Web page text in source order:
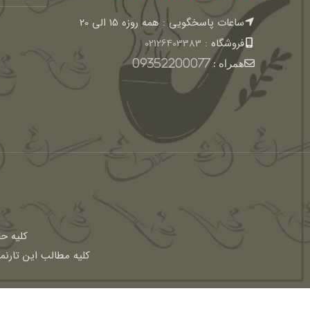
ساعات پاسخگویی : همه روزه 15 الی 20
فروشگاه : 02126403383
همراه :09352200077
كليه
کلیه مطالب این